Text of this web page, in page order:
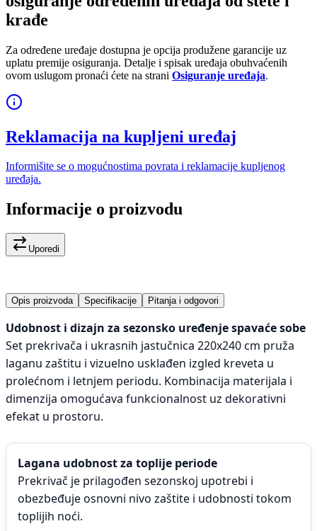
krađe
Za određene uređaje dostupna je opcija produžene garancije uz
uplatu premije osiguranja. Detalje i spisak uređaja obuhvaćenih
ovom uslugom pronaći ćete na strani Osiguranje uređaja.
Reklamacija na kupljeni uređaj
Informišite se o mogućnostima povrata i reklamacije kupljenog
uređaja.
Informacije o proizvodu
Uporedi
Opis proizvoda Specifikacije Pitanja i odgovori
Udobnost i dizajn za sezonsko uređenje spavaće sobe
Set prekrivača i ukrasnih jastučnica 220x240 cm pruža
laganu zaštitu i vizuelno usklađen izgled kreveta u
prolećnom i letnjem periodu. Kombinacija materijala i
dimenzija omogućava funkcionalnost uz dekorativni
efekat u prostoru.
Lagana udobnost za toplije periode
Prekrivač je prilagođen sezonskoj upotrebi i
obezbeđuje osnovni nivo zaštite i udobnosti tokom
toplijih noći.